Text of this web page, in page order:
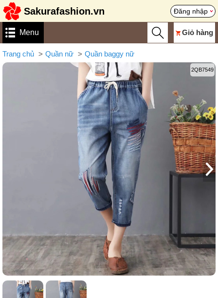
Sakurafashion.vn Đăng nhập
Menu Giỏ hàng
Trang chủ Quần nữ Quần baggy nữ
2QB7549